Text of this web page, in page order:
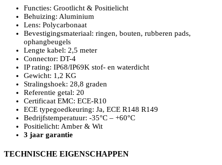
Functies: Grootlicht & Positielicht
Behuizing: Aluminium
Lens: Polycarbonaat
Bevestigingsmateriaal: ringen, bouten, rubberen pads,
ophangbeugels
Lengte kabel: 2,5 meter
Connector: DT-4
IP rating: IP68/IP69K stof- en waterdicht
Gewicht: 1,2 KG
Stralingshoek: 28,8 graden
Referentie getal: 20
Certificaat EMC: ECE-R10
ECE typegoedkeuring: Ja, ECE R148 R149
Bedrijfstemperatuur: -35°C – +60°C
Positielicht: Amber & Wit
3 jaar garantie
TECHNISCHE EIGENSCHAPPEN